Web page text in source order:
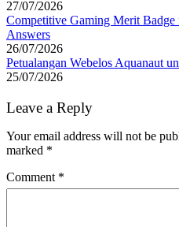
27/07/2026
Competitive Gaming Merit Badge
Answers
26/07/2026
Petualangan Webelos Aquanaut
25/07/2026
Leave a Reply
Your email address will not be
marked *
Comment *